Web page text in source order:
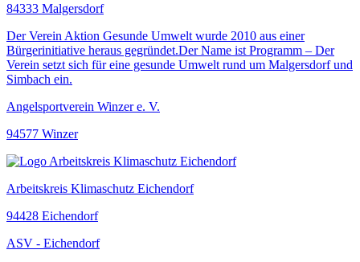
84333 Malgersdorf
Der Verein Aktion Gesunde Umwelt wurde 2010 aus einer
Bürgerinitiative heraus gegründet.Der Name ist Programm – Der
Verein setzt sich für eine gesunde Umwelt rund um Malgersdorf und
Simbach ein.
Angelsportverein Winzer e. V.
94577 Winzer
Arbeitskreis Klimaschutz Eichendorf
94428 Eichendorf
ASV - Eichendorf